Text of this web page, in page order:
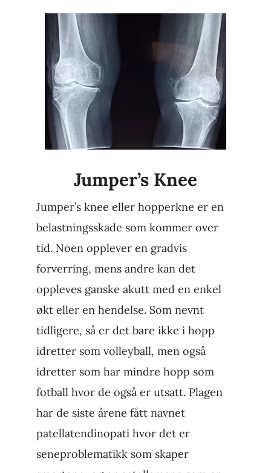
Jumper’s Knee
Jumper’s knee eller hopperkne er en
belastningsskade som kommer over
tid. Noen opplever en gradvis
forverring, mens andre kan det
oppleves ganske akutt med en enkel
økt eller en hendelse. Som nevnt
tidligere, så er det bare ikke i hopp
idretter som volleyball, men også
idretter som har mindre hopp som
fotball hvor de også er utsatt. Plagen
har de siste årene fått navnet
patellatendinopati hvor det er
seneproblematikk som skaper